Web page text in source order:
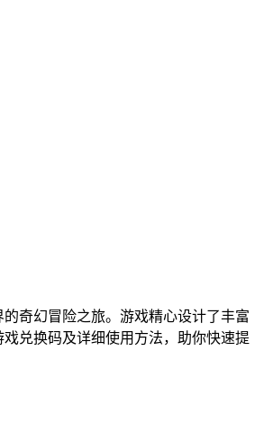
奇幻冒险之旅。游戏精心设计了丰富
兑换码及详细使用方法，助你快速提